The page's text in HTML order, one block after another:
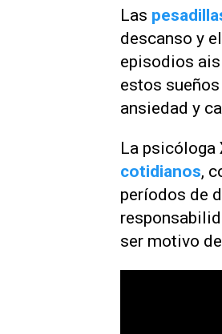
Las
descanso y
episodios
estos
ansiedad y
La psicóloga
cotidianos,
períodos de
ser motivo